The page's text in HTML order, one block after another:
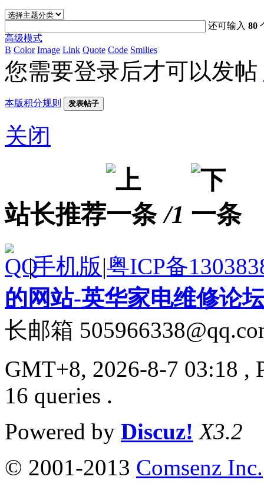
还可输入80
高级模式
B Color Image Link Quote Code Smilies
您需要登录后才可以发帖
本版积分规则 发表帖子
关闭
站长推荐 /1
|手机版|粤ICP备
的网站-英华家电维修论
长邮箱
GMT+8, 2026-8-7 03:18 ,
16 queries .
Powered by Discuz! X3.2
© 2001-2013 Comsenz Inc.